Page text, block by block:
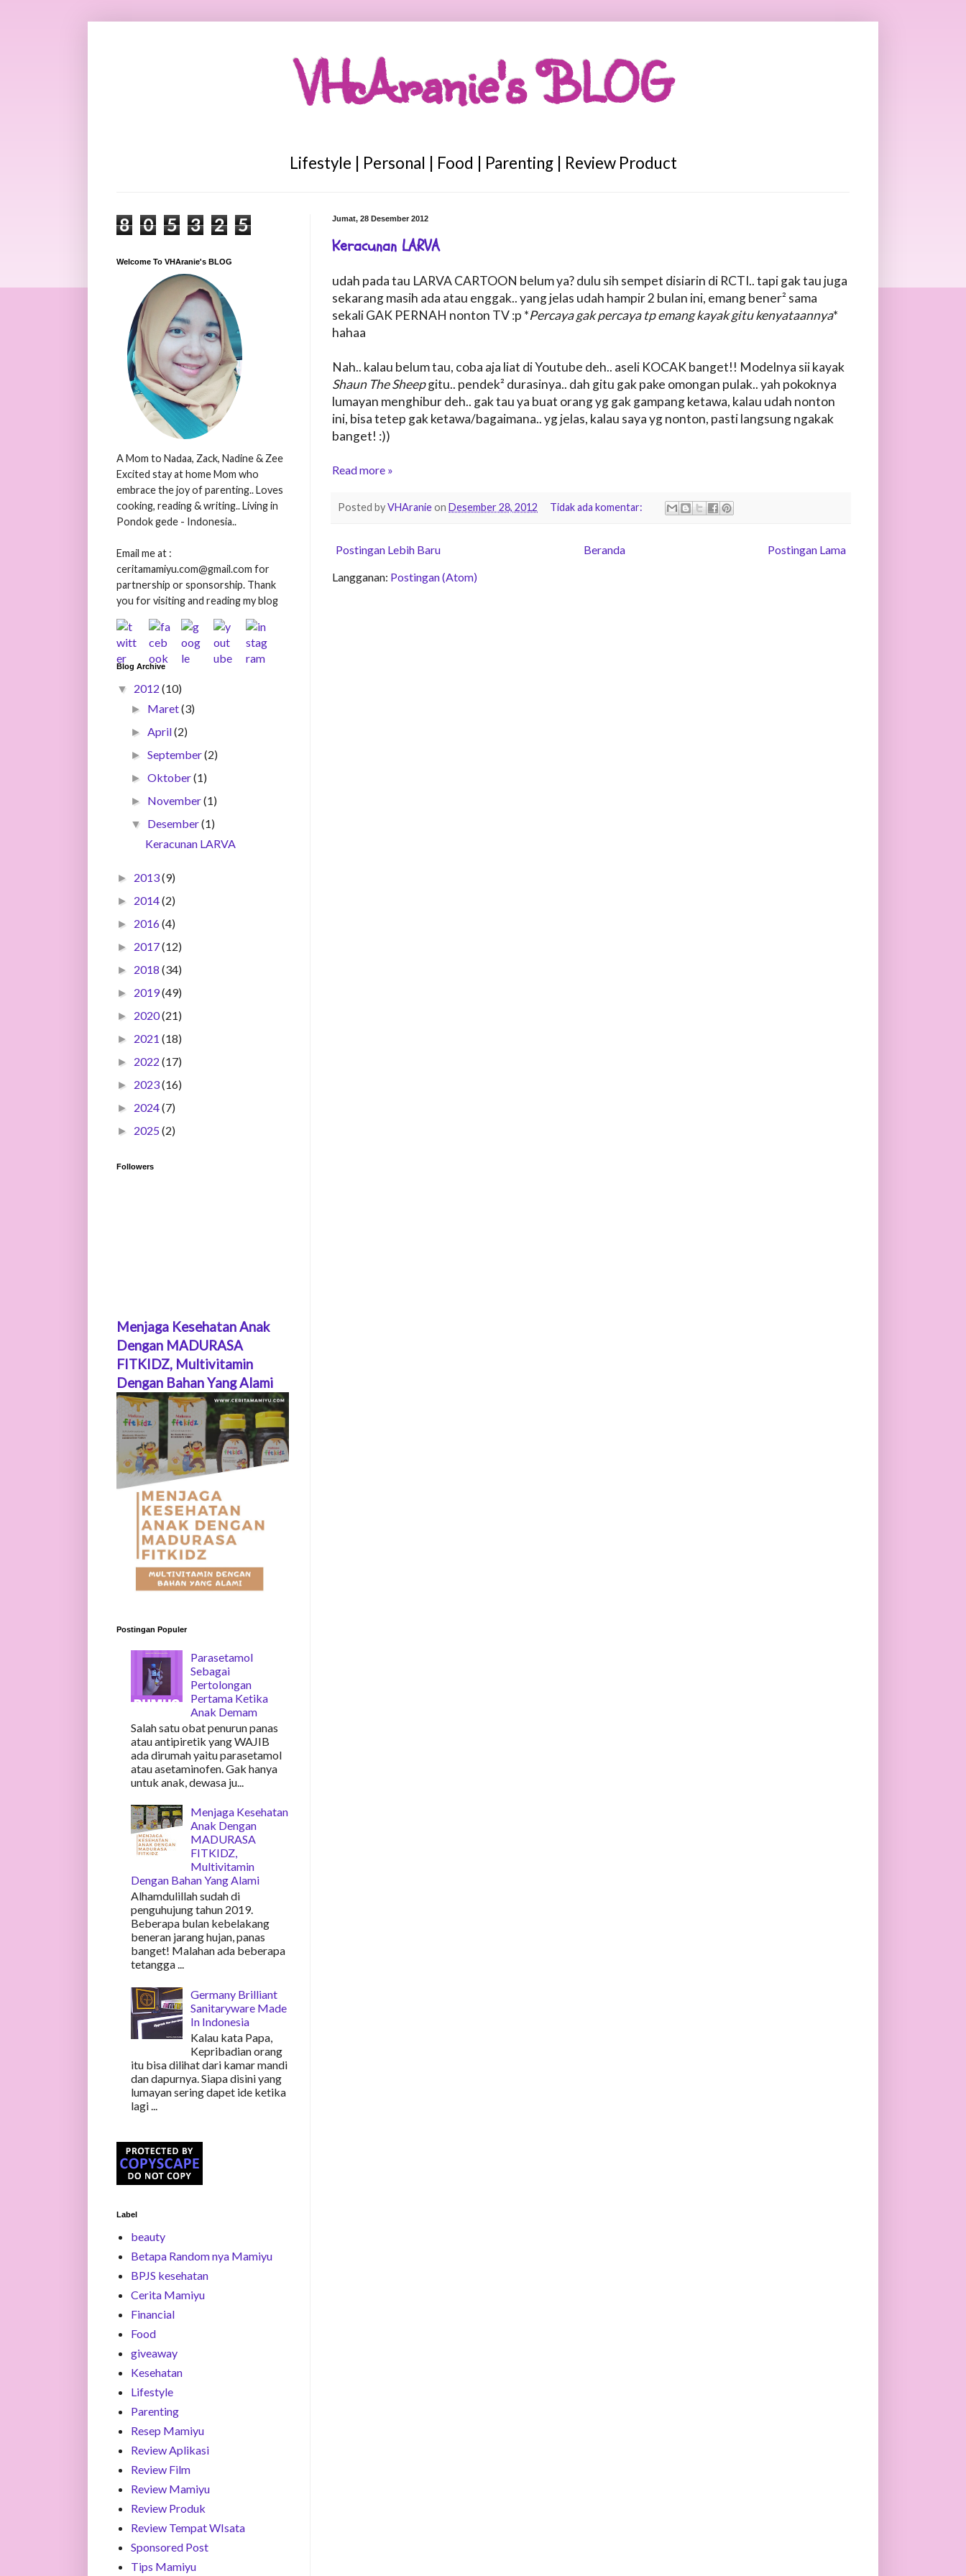
VHAranie's BLOG
Lifestyle | Personal | Food | Parenting | Review Product
Jumat, 28 Desember 2012
Keracunan LARVA
udah pada tau LARVA CARTOON belum ya? dulu sih sempet disiarin di RCTI.. tapi gak tau juga
sekarang masih ada atau enggak.. yang jelas udah hampir 2 bulan ini, emang bener² sama
sekali GAK PERNAH nonton TV :p *Percaya gak percaya tp emang kayak gitu kenyataannya*
hahaa
Nah.. kalau belum tau, coba aja liat di Youtube deh.. aseli KOCAK banget!! Modelnya sii kayak
Shaun The Sheepgitu.. pendek² durasinya.. dah gitu gak pake omongan pulak.. yah pokoknya
lumayan menghibur deh.. gak tau ya buat orang yg gak gampang ketawa, kalau udah nonton
ini, bisa tetep gak ketawa/bagaimana.. yg jelas, kalau saya yg nonton, pasti langsung ngakak
banget! :))
Read more »
Posted byVHAranieon Desember 28, 2012 Tidak ada komentar:
Postingan Lebih Baru Postingan Lama
Beranda
Langganan: Postingan (Atom)
8 0 5 3 2 5
Welcome To VHAranie's BLOG
A Mom to Nadaa, Zack, Nadine & Zee
Excited stay at home Mom who
embrace the joy of parenting.. Loves
cooking, reading & writing.. Living in
Pondok gede - Indonesia..
Email me at :
ceritamamiyu.com@gmail.com for
partnership or sponsorship. Thank
you for visiting and reading my blog
Blog Archive
▼ 2012 (10)
► Maret(3)
►April(2)
►September(2)
►Oktober(1)
► November(1)
▼ Desember(1)
Keracunan LARVA
► 2013(9)
► 2014(2)
► 2016(4)
► 2017(12)
► 2018 (34)
► 2019(49)
► 2020(21)
► 2021 (18)
► 2022 (17)
► 2023(16)
► 2024(7)
► 2025(2)
Followers
Menjaga Kesehatan Anak
Dengan MADURASA
FITKIDZ, Multivitamin
Dengan Bahan Yang Alami
Postingan Populer
Parasetamol
Sebagai
Pertolongan
Pertama Ketika
Anak Demam
Salah satu obat penurun panas
atau antipiretik yang WAJIB
ada dirumah yaitu parasetamol
atau asetaminofen. Gak hanya
untuk anak, dewasa ju...
Menjaga Kesehatan
Anak Dengan
MADURASA
FITKIDZ,
Multivitamin
Dengan Bahan Yang Alami
Alhamdulillah sudah di
penguhujung tahun 2019.
Beberapa bulan kebelakang
beneran jarang hujan, panas
banget! Malahan ada beberapa
tetangga ...
Germany Brilliant
Sanitaryware Made
In Indonesia
Kalau kata Papa,
Kepribadian orang
itu bisa dilihat dari kamar mandi
dan dapurnya. Siapa disini yang
lumayan sering dapet ide ketika
lagi ...
Label
beauty
Betapa Random nya Mamiyu
BPJS kesehatan
Cerita Mamiyu
Financial
Food
giveaway
Kesehatan
Lifestyle
Parenting
Resep Mamiyu
Review Aplikasi
Review Film
Review Mamiyu
Review Produk
Review Tempat WIsata
Sponsored Post
Tips Mamiyu